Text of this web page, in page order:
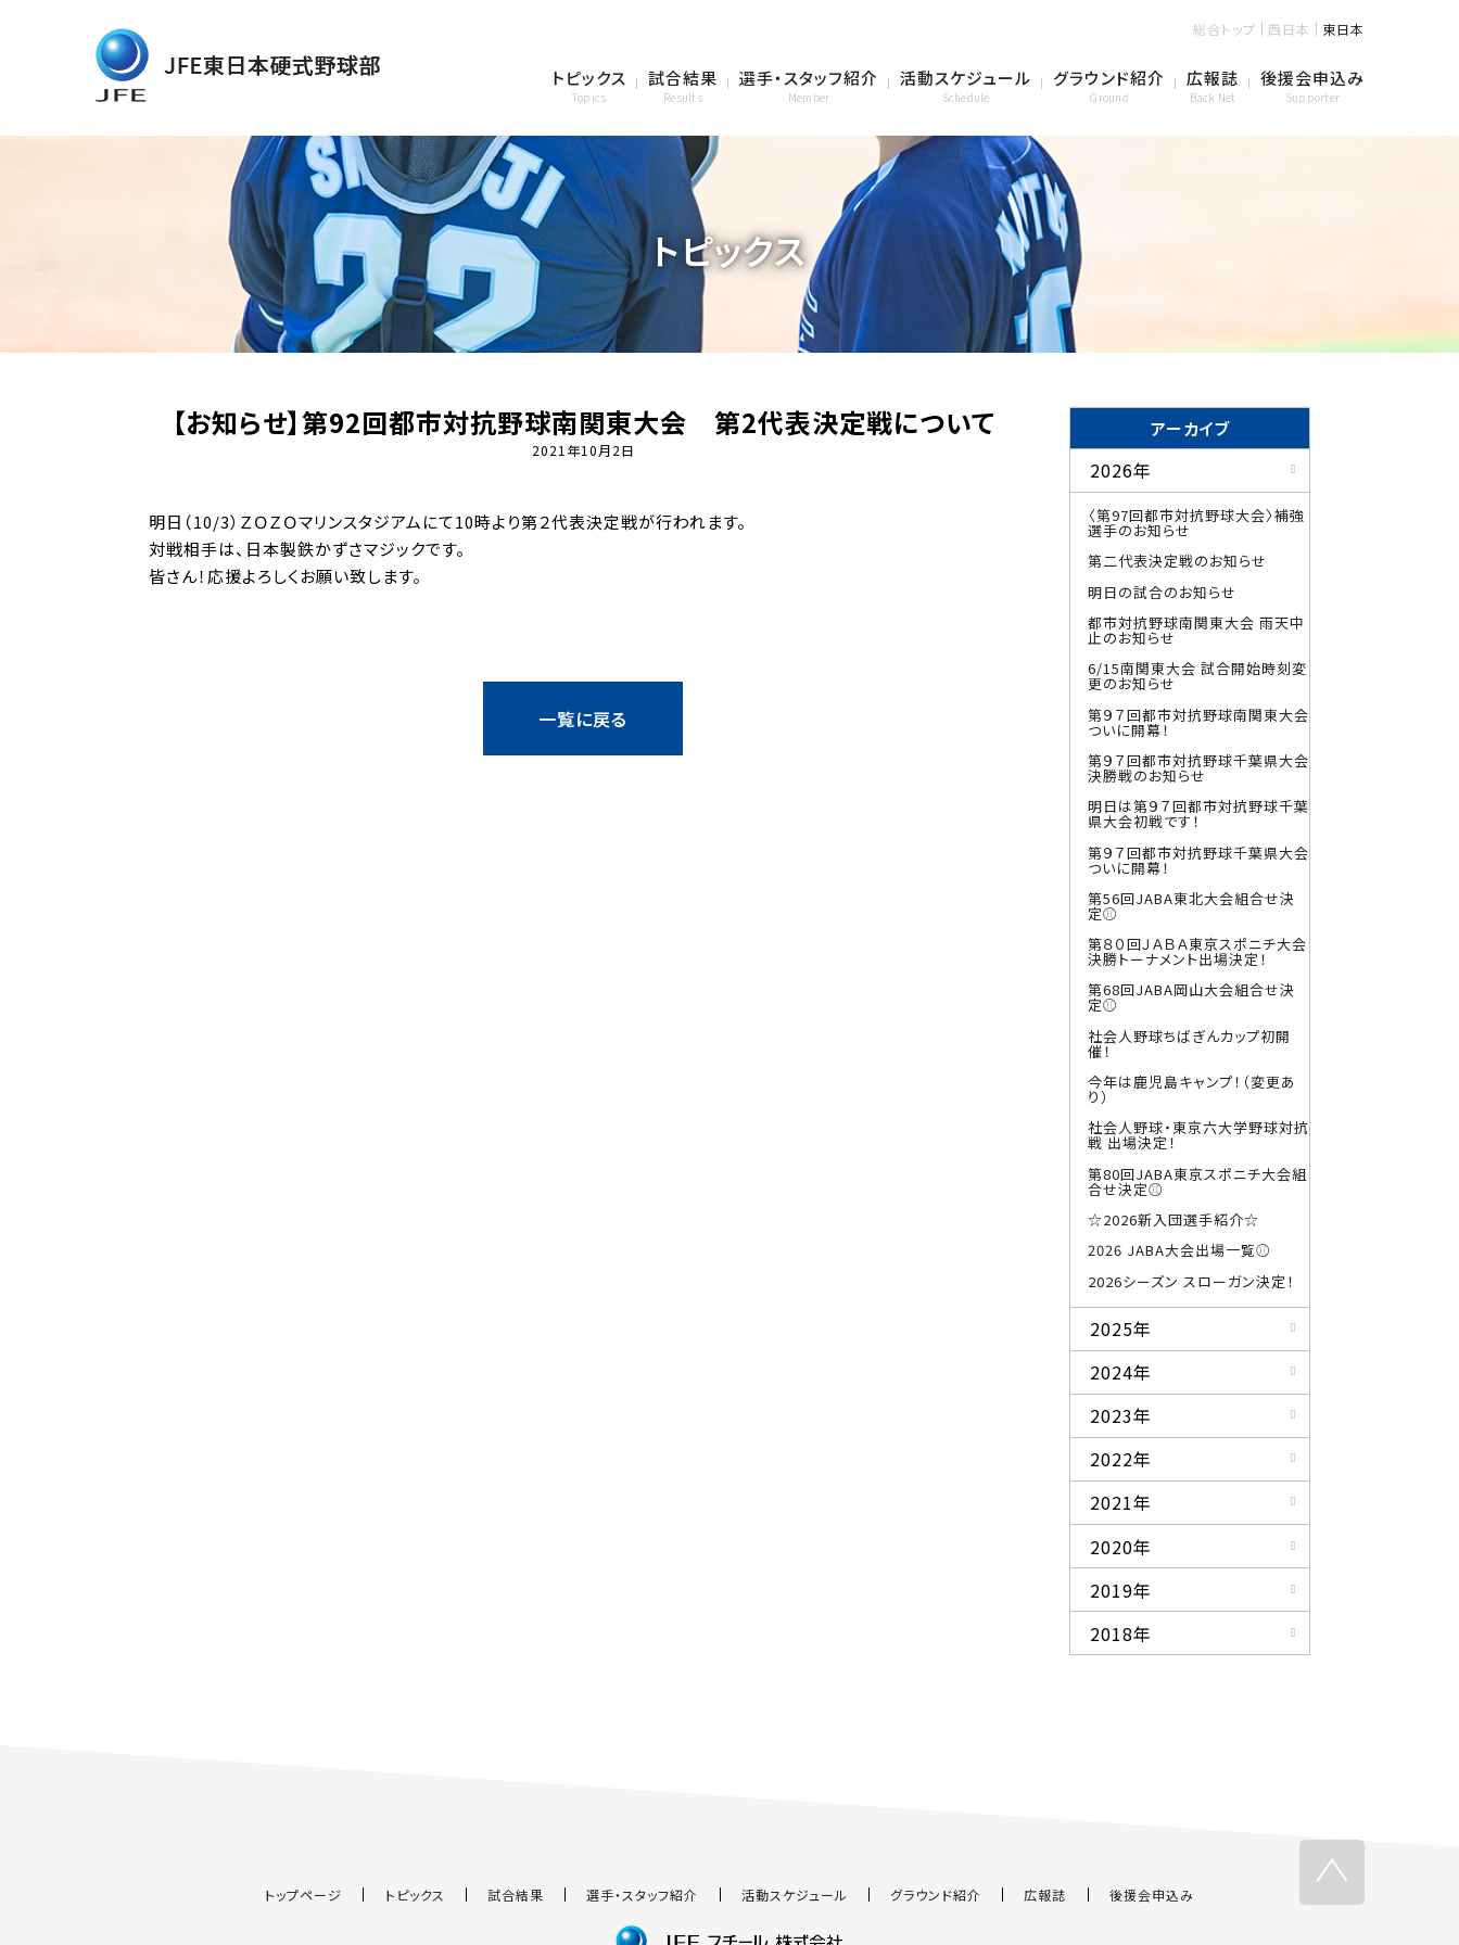
総合トップ 西日本 東日本
トピックス
Topics
試合結果
Results
選手・スタッフ紹介
Member
活動スケジュール
Schedule
グラウンド紹介
Ground
広報誌
Back Net
後援会申込み
Supporter
トピックス
【お知らせ】第92回都市対抗野球南関東大会 第2代表決定戦について
2021年10月2日
明日（10/3）ＺＯＺＯマリンスタジアムにて10時より第２代表決定戦が行われます。
対戦相手は、日本製鉄かずさマジックです。
皆さん！応援よろしくお願い致します。
一覧に戻る
アーカイブ
2026年
〈第97回都市対抗野球大会〉補強
選手のお知らせ
第二代表決定戦のお知らせ
明日の試合のお知らせ
都市対抗野球南関東大会 雨天中
止のお知らせ
6/15南関東大会 試合開始時刻変
更のお知らせ
第９７回都市対抗野球南関東大会
ついに開幕！
第９７回都市対抗野球千葉県大会
決勝戦のお知らせ
明日は第９７回都市対抗野球千葉
県大会初戦です！
第９７回都市対抗野球千葉県大会
ついに開幕！
第56回JABA東北大会組合せ決
定⚾
第８０回ＪＡＢＡ東京スポニチ大会
決勝トーナメント出場決定！
第68回JABA岡山大会組合せ決
定⚾
社会人野球ちばぎんカップ初開
催！
今年は鹿児島キャンプ！（変更あ
り）
社会人野球・東京六大学野球対抗
戦 出場決定！
第80回JABA東京スポニチ大会組
合せ決定⚾
☆2026新入団選手紹介☆
2026 JABA大会出場一覧⚾
2026シーズン スローガン決定！
2025年
2024年
2023年
2022年
2021年
2020年
2019年
2018年
トップページ トピックス 試合結果 選手・スタッフ紹介 活動スケジュール グラウンド紹介 広報誌 後援会申込み